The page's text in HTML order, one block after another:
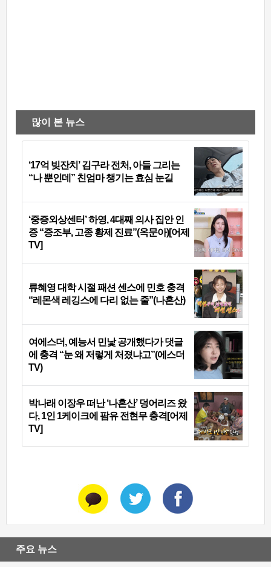
많이 본 뉴스
‘17억 빚잔치’ 김구라 전처, 아들 그리는
“나 뿐인데” 친엄마 챙기는 효심 눈길
‘중증외상센터’ 하영, 4대째 의사 집안 인
증 “증조부, 고종 황제 진료”(옥문아)[어제
TV]
류혜영 대학 시절 패션 센스에 민호 충격
“레몬색 레깅스에 다리 없는 줄”(나혼산)
여에스더, 예능서 민낯 공개했다가 댓글
에 충격 “눈 왜 저렇게 처졌냐고”(에스더
TV)
박나래 이장우 떠난 ‘나혼산’ 덩어리즈 왔
다, 1인 1케이크에 팜유 전현무 충격[어제
TV]
주요 뉴스